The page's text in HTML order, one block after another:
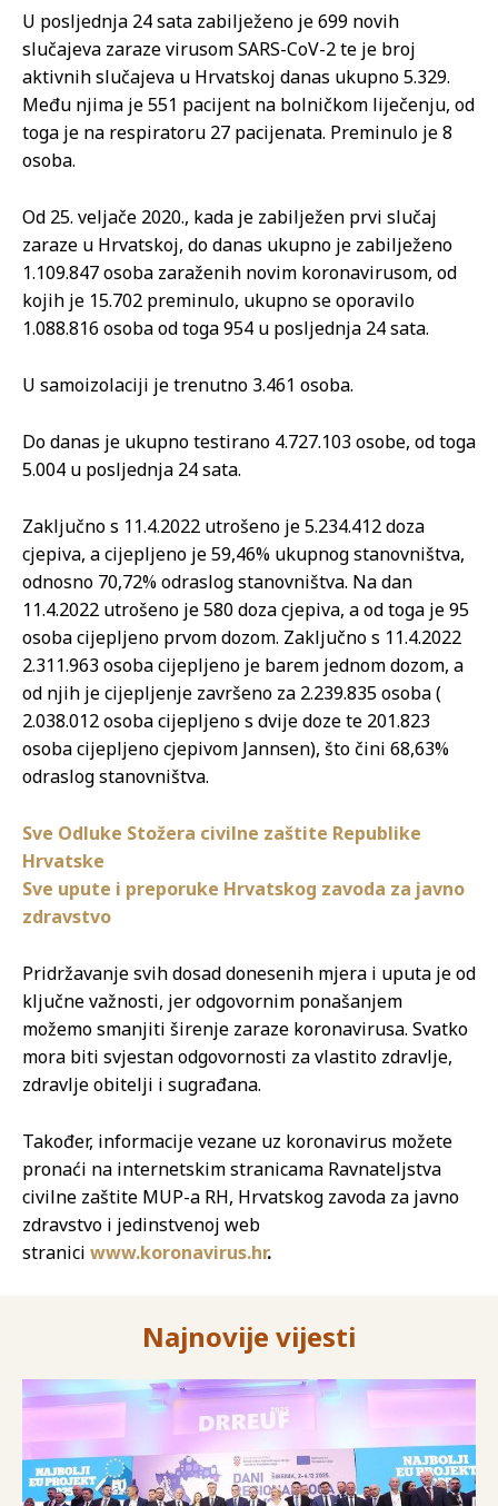
U posljednja 24 sata zabilježeno je 699 novih
slučajeva zaraze virusom SARS-CoV-2 te je broj
aktivnih slučajeva u Hrvatskoj danas ukupno 5.329.
Među njima je 551 pacijent na bolničkom liječenju, od
toga je na respiratoru 27 pacijenata. Preminulo je 8
osoba.
Od 25. veljače 2020., kada je zabilježen prvi slučaj
zaraze u Hrvatskoj, do danas ukupno je zabilježeno
1.109.847 osoba zaraženih novim koronavirusom, od
kojih je 15.702 preminulo, ukupno se oporavilo
1.088.816 osoba od toga 954 u posljednja 24 sata.
U samoizolaciji je trenutno 3.461 osoba.
Do danas je ukupno testirano 4.727.103 osobe, od toga
5.004 u posljednja 24 sata.
Zaključno s 11.4.2022 utrošeno je 5.234.412 doza
cjepiva, a cijepljeno je 59,46% ukupnog stanovništva,
odnosno 70,72% odraslog stanovništva. Na dan
11.4.2022 utrošeno je 580 doza cjepiva, a od toga je 95
osoba cijepljeno prvom dozom. Zaključno s 11.4.2022
2.311.963 osoba cijepljeno je barem jednom dozom, a
od njih je cijepljenje završeno za 2.239.835 osoba (
2.038.012 osoba cijepljeno s dvije doze te 201.823
osoba cijepljeno cjepivom Jannsen), što čini 68,63%
odraslog stanovništva.
Sve Odluke Stožera civilne zaštite Republike
Hrvatske
Sve upute i preporuke Hrvatskog zavoda za javno
zdravstvo
Pridržavanje svih dosad donesenih mjera i uputa je od
ključne važnosti, jer odgovornim ponašanjem
možemo smanjiti širenje zaraze koronavirusa. Svatko
mora biti svjestan odgovornosti za vlastito zdravlje,
zdravlje obitelji i sugrađana.
Također, informacije vezane uz koronavirus možete
pronaći na internetskim stranicama Ravnateljstva
civilne zaštite MUP-a RH, Hrvatskog zavoda za javno
zdravstvo i jedinstvenoj web
stranici www.koronavirus.hr.
Najnovije vijesti